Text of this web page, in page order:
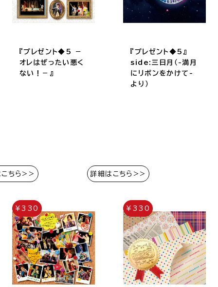
『プレゼント◆5 －
オレはぜったい悪く
ない！－』
『プレゼント◆5』
side:三日月（-満月
にリボンをかけて-
より）
¥330
こちら>>
¥330
詳細はこちら>>